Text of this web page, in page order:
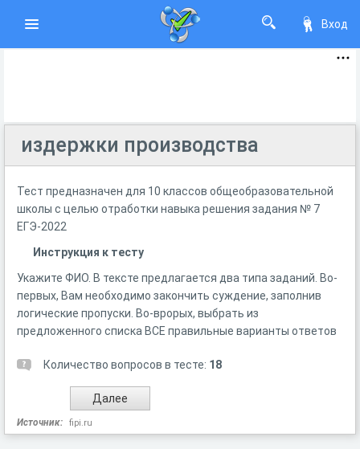
Вход
издержки производства
Тест предназначен для 10 классов общеобразовательной
школы с целью отработки навыка решения задания № 7
ЕГЭ-2022
Инструкция к тесту
Укажите ФИО. В тексте предлагается два типа заданий. Во-
первых, Вам необходимо закончить суждение, заполнив
логические пропуски. Во-врорых, выбрать из
предложенного списка ВСЕ правильные варианты ответов
Количество вопросов в тесте: 18
Источник: fipi.ru